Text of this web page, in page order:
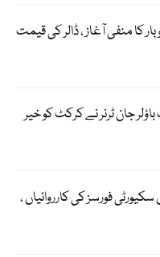
کا منفی آغاز ، ڈالر کی قیمت
فاسٹ باؤلر جان ٹرنر نے کرکٹ کو خیر
فورسز کی کارروائیاں ،